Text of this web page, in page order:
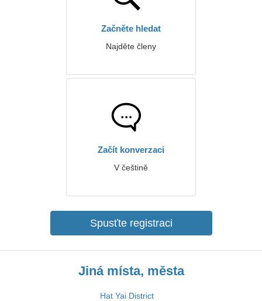
Začněte hledat
Najděte členy
Začít konverzaci
V češtině
Spusťte registraci
Jiná místa, města
Hat Yai District